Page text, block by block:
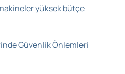
yüksek bütçe
Güvenlik Önlemleri